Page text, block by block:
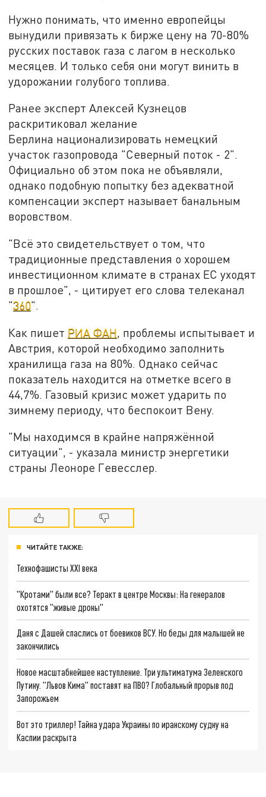
Нужно понимать, что именно европейцы
вынудили привязать к бирже цену на 70-80%
русских поставок газа с лагом в несколько
месяцев. И только себя они могут винить в
удорожании голубого топлива.
Ранее эксперт Алексей Кузнецов
раскритиковал желание
Берлина национализировать немецкий
участок газопровода "Северный поток - 2".
Официально об этом пока не объявляли,
однако подобную попытку без адекватной
компенсации эксперт называет банальным
воровством.
"Всё это свидетельствует о том, что
традиционные представления о хорошем
инвестиционном климате в странах ЕС уходят
в прошлое", - цитирует его слова телеканал
"360".
Как пишет РИА ФАН , проблемы испытывает и
Австрия, которой необходимо заполнить
хранилища газа на 80%. Однако сейчас
показатель находится на отметке всего в
44,7%. Газовый кризис может ударить по
зимнему периоду, что беспокоит Вену.
"Мы находимся в крайне напряжённой
ситуации", - указала министр энергетики
страны Леоноре Гевесслер.
ЧИТАЙТЕ ТАКЖЕ:
Технофашисты XXI века
"Кротами" были все? Теракт в центре Москвы: На генералов
охотятся "живые дроны"
Даня с Дашей спаслись от боевиков ВСУ. Но беды для малышей не
закончились
Новое масштабнейшее наступление. Три ультиматума Зеленского
Путину. "Львов Кима" поставят на ПВО? Глобальный прорыв под
Запорожьем
Вот это триллер! Тайна удара Украины по иранскому судну на
Каспии раскрыта